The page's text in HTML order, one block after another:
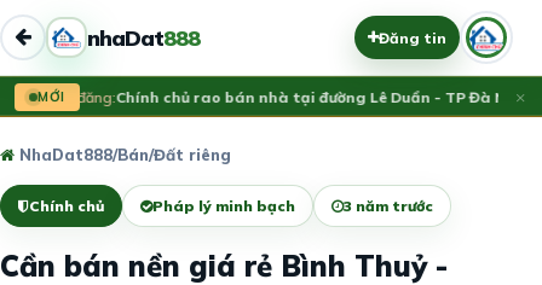
nhaDat888 Đăng tin
MỚI
Vừa đăng:Chính chủ rao bán nhà tại đường Lê Duẩn - TP Đà Nẵng;
×
NhaDat888/Bán/Đất riêng
Chính chủ Pháp lý minh bạch 3 năm trước
Cần bán nền giá rẻ Bình Thuỷ -